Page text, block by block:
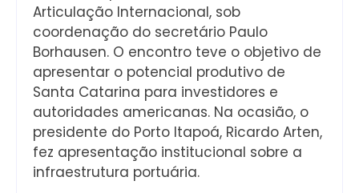
Articulação Internacional, sob
coordenação do secretário Paulo
Borhausen. O encontro teve o objetivo de
apresentar o potencial produtivo de
Santa Catarina para investidores e
autoridades americanas. Na ocasião, o
presidente do Porto Itapoá, Ricardo Arten,
fez apresentação institucional sobre a
infraestrutura portuária.